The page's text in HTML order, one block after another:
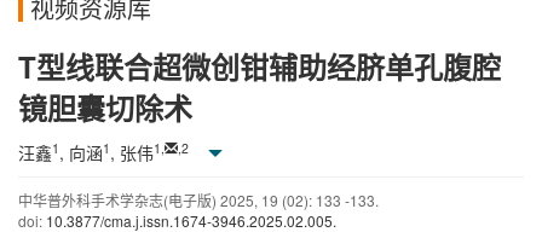
视频资源库
T型线联合超微创钳辅助经脐单孔腹腔
镜胆囊切除术
汪鑫1 , 向涵1 , 张伟1 2
中华普外科手术学杂志(电子版) 2025, 19 (02): 133 -133.
doi: 10.3877/cma.j.issn.1674-3946.2025.02.005.